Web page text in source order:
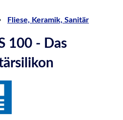
Fliese, Keramik, Sanitär
100 - Das